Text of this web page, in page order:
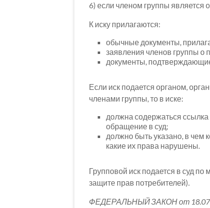
6) если членом группы является
К иску прилагаются:
обычные документы,
заявления членов группы о
документы,
Если иск подается органом,
членами группы, то в иске:
должна содержаться
обращение в суд;
должно быть указано, в чем
какие их права нарушены.
Групповой иск подается в суд по
защите прав потребителей).
ФЕДЕРАЛЬНЫЙ ЗАКОН от